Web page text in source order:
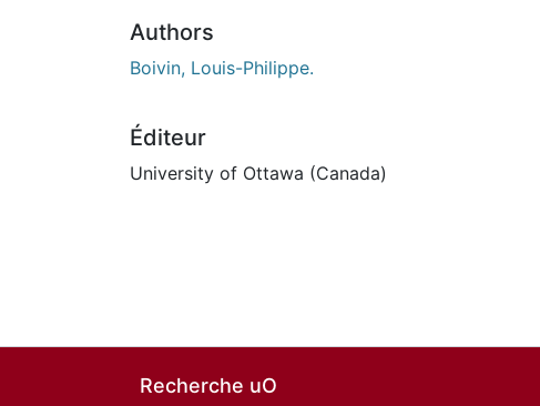
Authors
Boivin, Louis-Philippe.
Éditeur
University of Ottawa (Canada)
Recherche uO